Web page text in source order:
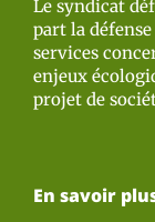
Le syndicat
part la
services
enjeux
projet de
En savoir